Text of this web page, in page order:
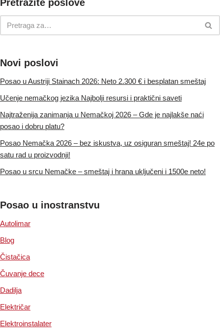
Pretražite poslove
Novi poslovi
Posao u Austriji Stainach 2026: Neto 2.300 € i besplatan smeštaj
Učenje nemačkog jezika Najbolji resursi i praktični saveti
Najtraženija zanimanja u Nemačkoj 2026 – Gde je najlakše naći
posao i dobru platu?
Posao Nemačka 2026 – bez iskustva, uz osiguran smeštaj! 24e po
satu rad u proizvodnji!
Posao u srcu Nemačke – smeštaj i hrana uključeni i 1500e neto!
Posao u inostranstvu
Autolimar
Blog
Čistačica
Čuvanje dece
Dadilja
Električar
Elektroinstalater